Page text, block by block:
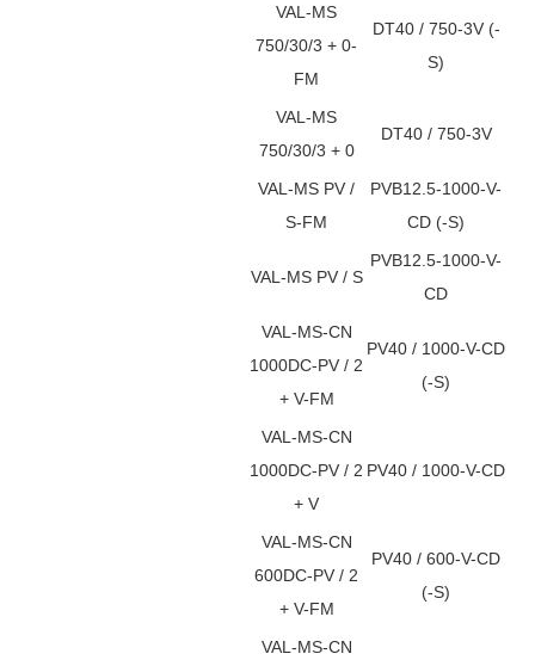
VAL-MS
750/30/3 + 0-
FM
DT40 / 750-3V (-
S)
VAL-MS
750/30/3 + 0
DT40 / 750-3V
VAL-MS PV /
S-FM
PVB12.5-1000-V-
CD (-S)
VAL-MS PV / S
PVB12.5-1000-V-
CD
VAL-MS-CN
1000DC-PV / 2
+ V-FM
PV40 / 1000-V-CD
(-S)
VAL-MS-CN
1000DC-PV / 2
+ V
PV40 / 1000-V-CD
VAL-MS-CN
600DC-PV / 2
+ V-FM
PV40 / 600-V-CD
(-S)
VAL-MS-CN